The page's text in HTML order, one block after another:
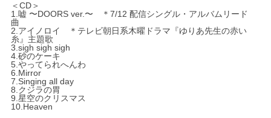
＜CD＞
1.嘘 〜DOORS ver.〜 ＊7/12 配信シングル・アルバムリード
曲
2.アイノロイ ＊テレビ朝日系木曜ドラマ『ゆりあ先生の赤い
糸』主題歌
3.sigh sigh sigh
4.砂のケーキ
5.やってられへんわ
6.Mirror
7.Singing all day
8.クジラの胃
9.星空のクリスマス
10.Heaven